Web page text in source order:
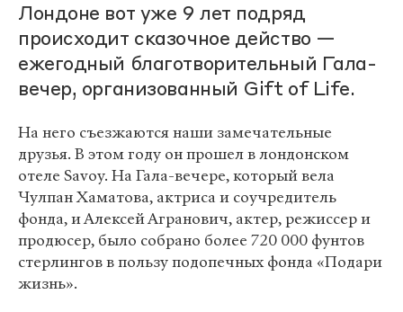
Лондоне вот уже 9 лет подряд
происходит сказочное действо —
ежегодный благотворительный Гала-
вечер, организованный Gift of Life.
На него съезжаются наши замечательные
друзья. В этом году он прошел в лондонском
отеле Savoy. На Гала-вечере, который вела
Чулпан Хаматова, актриса и соучредитель
фонда, и Алексей Агранович, актер, режиссер и
продюсер, было собрано более 720 000 фунтов
стерлингов в пользу подопечных фонда «Подари
жизнь».